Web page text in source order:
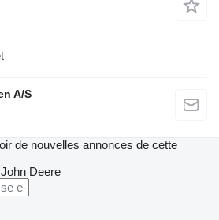
A/S
de nouvelles annonces de cette
John Deere